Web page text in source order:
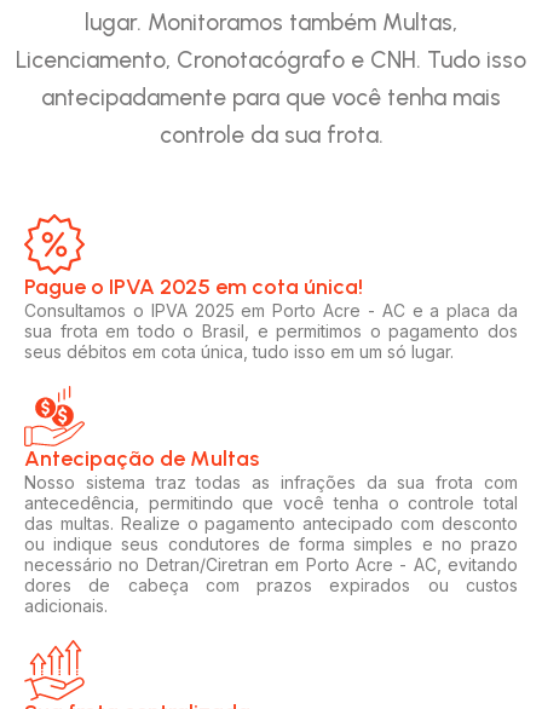
lugar. Monitoramos também Multas,
Licenciamento, Cronotacógrafo e CNH. Tudo isso
antecipadamente para que você tenha mais
controle da sua frota.
Pague o IPVA 2025 em cota única!​
Consultamos o IPVA 2025 em Porto Acre - AC e a placa da
sua frota em todo o Brasil, e permitimos o pagamento dos
seus débitos em cota única, tudo isso em um só lugar.
Antecipação de Multas
Nosso sistema traz todas as infrações da sua frota com
antecedência, permitindo que você tenha o controle total
das multas. Realize o pagamento antecipado com desconto
ou indique seus condutores de forma simples e no prazo
necessário no Detran/Ciretran em Porto Acre - AC, evitando
dores de cabeça com prazos expirados ou custos
adicionais.